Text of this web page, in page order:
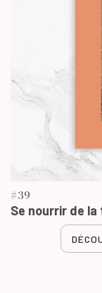
#39
Se nourrir de la